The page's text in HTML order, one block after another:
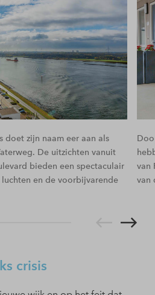
doet zijn naam eer aan als
De uitzichten vanuit
bieden een spectaculair
en de voorbijvarende
van
van
crisis